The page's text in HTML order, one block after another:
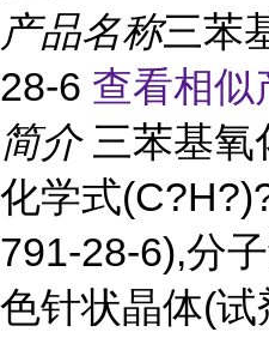
产品名称三苯
28-6 查看相
简介 三苯基氧
化学式
791-28-6),分
色针状晶体(试